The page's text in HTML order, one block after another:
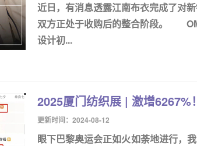
近日，有消息透露江南布衣完成了对
双方正处于收购后的整合阶段。
设计初...
2025厦门纺织展 | 激增6267%
更新时间：2024-08-12
眼下巴黎奥运会正如火如荼地进行，